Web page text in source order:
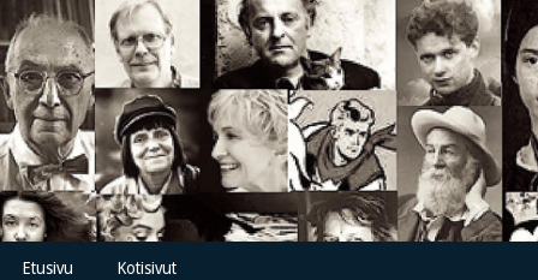
Skip
to
content
Etusivu Kotisivut